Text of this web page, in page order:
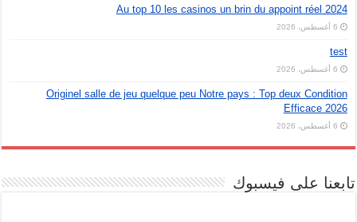
Au top 10 les casinos un brin du appoint réel 2024
6 أغسطس، 2026
test
6 أغسطس، 2026
Originel salle de jeu quelque peu Notre pays : Top deux Condition
Efficace 2026
6 أغسطس، 2026
تابعنا على فيسبوك